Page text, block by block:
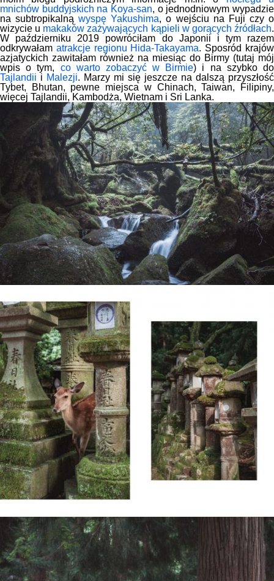
mnichów buddyjskich na Koya-san, o jednodniowym wypadzie
na subtropikalnąwyspę Yakushima, o wejściu na Fuji czy o
wizycie u makaków zażywających kąpieli w gorących źródłach.
W październiku 2019 powróciłam do Japonii i tym razem
odkrywałam atrakcje regionu Hida-Takayama. Sposród krajów
azjatyckich zawitałam również na miesiąc do Birmy (tutaj mój
wpis o tym, co warto zobaczyć w Birmie) i na szybko do
Tajlandii i Malezji. Marzy mi się jeszcze na dalszą przyszłość
Tybet, Bhutan, pewne miejsca w Chinach, Taiwan, Filipiny,
więcej Tajlandii, Kambodża, Wietnam i Sri Lanka.